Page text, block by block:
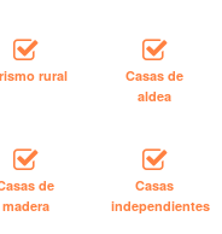
rural
Casas de
aldea
de
madera
Casas
independientes